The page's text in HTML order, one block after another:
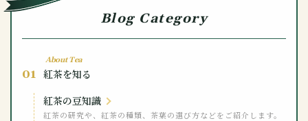
Blog Category
About Tea
01 紅茶を知る
紅茶の豆知識
紅茶の研究や、紅茶の種類、茶葉の選び方などをご紹介します。